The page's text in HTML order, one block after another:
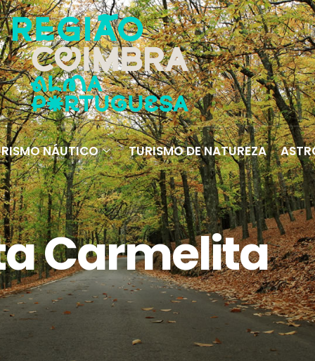
NÁUTICO TURISMO DE NATUREZA
Carmelita